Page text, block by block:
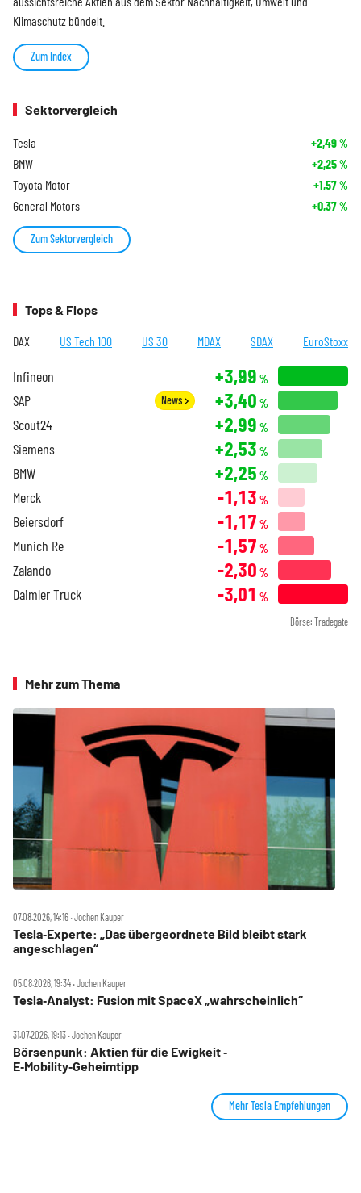
Klimaschutz bündelt.
Zum Index
Sektorvergleich
Tesla +2,49%
BMW +2,25%
Toyota Motor +1,57%
General Motors +0,37%
Zum Sektorvergleich
Tops & Flops
DAX US Tech 100 US 30 MDAX SDAX EuroStoxx
Infineon +3,99 %
SAP News +3,40 %
Scout24 +2,99 %
Siemens +2,53 %
BMW +2,25 %
Merck -1,13 %
Beiersdorf -1,17 %
Munich Re -1,57 %
Zalando -2,30 %
Daimler Truck -3,01 %
Börse: Tradegate
Mehr zum Thema
07.08.2026, 14:16 ‧ Jochen Kauper
Tesla‑Experte: „Das übergeordnete Bild bleibt stark
angeschlagen“
05.08.2026, 19:34 ‧ Jochen Kauper
Tesla‑Analyst: Fusion mit SpaceX „wahrscheinlich“
31.07.2026, 19:13 ‧ Jochen Kauper
Börsenpunk: Aktien für die Ewigkeit ‑
E‑Mobility‑Geheimtipp
Mehr Tesla Empfehlungen